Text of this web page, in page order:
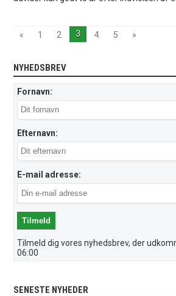
« 1 2 3 4 5 »
NYHEDSBREV
Fornavn:
Efternavn:
E-mail adresse:
Tilmeld dig vores nyhedsbrev, der
06:00
SENESTE NYHEDER